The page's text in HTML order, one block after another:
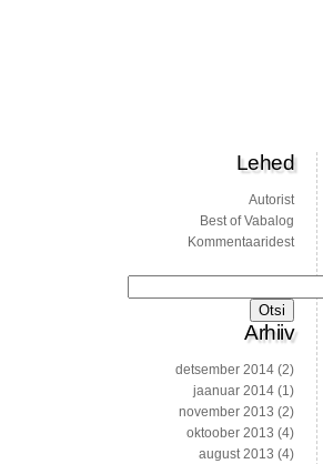
Lehed
Autorist
Best of Vabalog
Kommentaaridest
Arhiiv
detsember 2014 (2)
jaanuar 2014 (1)
november 2013 (2)
oktoober 2013 (4)
august 2013 (4)